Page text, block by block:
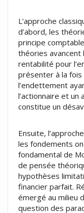
L’approche
d’abord, les
principe
théories avancent
rentabilité pour
présenter à la
l’endettement
l’actionnaire et
constitue un
Ensuite,
les fondements
fondamental de
de pensée
hypothèses
financier parfait.
émergé au milieu
question des